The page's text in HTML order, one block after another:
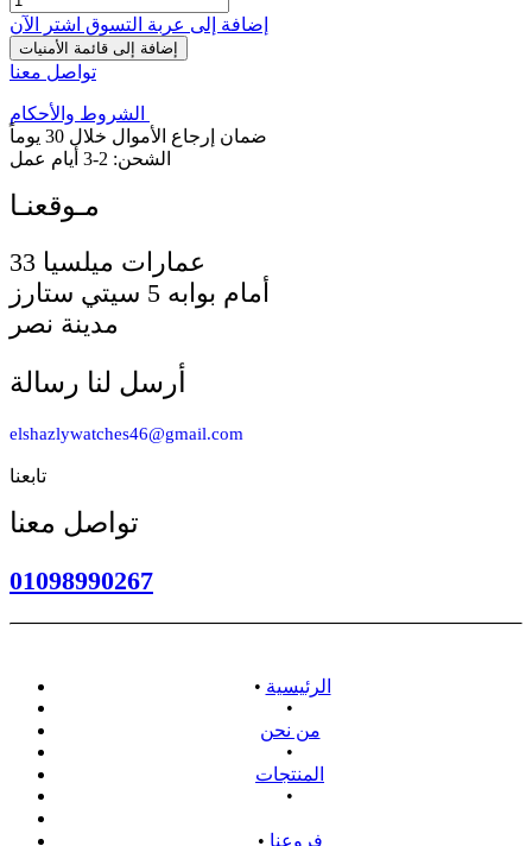
إضافة إلى عربة التسوق اشترِ الآن
إضافة إلى قائمة الأمنيات
تواصل معنا
الشروط والأحكام
ضمان إرجاع الأموال خلال 30 يوماً
الشحن: 2-3 أيام عمل
أمام بوابه 5 سيتي ستارز
مدينة نصر
أرسل لنا رسالة
elshazlywatches46@gmail.com
تابعنا
تواصل معنا
01098990267
• الرئيسية
•
من نحن
•
المنتجات
•
• فروعنا